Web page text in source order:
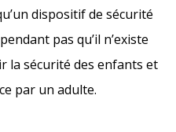
dispositif de sécurité
pas qu’il n’existe
la sécurité des enfants et
par un adulte.